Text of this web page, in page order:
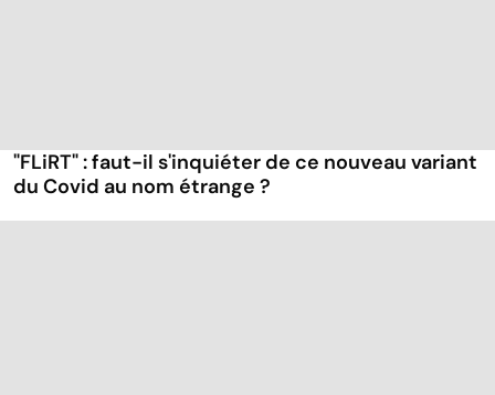
"FLiRT" : faut-il s'inquiéter de ce nouveau variant
du Covid au nom étrange ?